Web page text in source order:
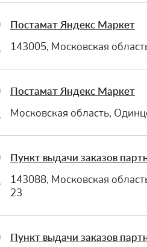
Постамат Яндекс Маркет
143005, Московская
Постамат Яндекс Маркет
Московская область,
Пункт выдачи заказов
143088, Московская
23
Пункт выдачи заказов